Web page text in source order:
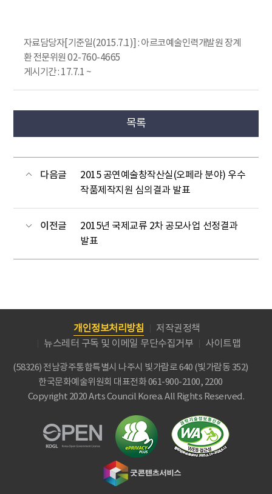
자료담당자[기준일(2015.7.1)] : 아르코예술인력개발원 장계
환 전문위원 02-760-4665
게시기간 : 17.7.1 ~
목록
다음글
2015 공연예술창작산실(오페라 분야) 우수
작품제작지원 심의결과 발표
이전글
2015년 국제교류 2차 공모사업 선정결과
발표
개인정보처리방침
저작권정책
뉴스레터 구독 및 이메일 무단수집거부
사이트맵
(58326) 전남광주통합특별시 나주시 빛가람로 640 (빛가람동 352)
한국문화예술위원회 대표전화 061-900-2100, 2200
Copyright 2020 Arts Council Korea. All Rights Reserved.